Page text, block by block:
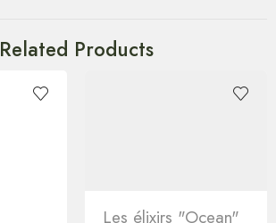
Related Products
Les élixirs "Ocean"